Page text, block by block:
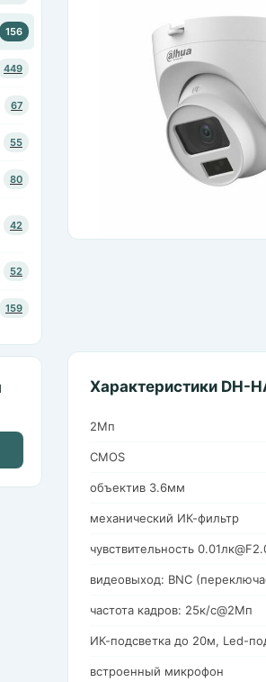
156
449
67
55
80
42
52
159
Характеристики DH-
2Мп
CMOS
объектив 3.6мм
механический ИК-фильтр
чувствительность
видеовыход: BNC
частота кадров: 25к/c@2Мп
ИК-подсветка до 20м, Led-
встроенный микрофон